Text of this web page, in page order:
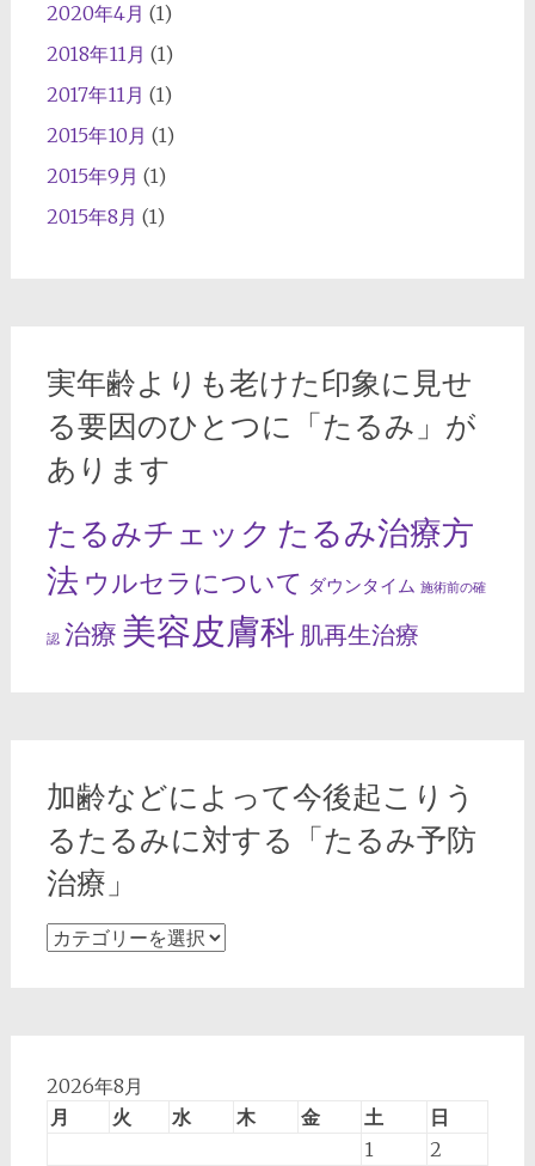
2020年4月 (1)
2018年11月 (1)
2017年11月 (1)
2015年10月 (1)
2015年9月 (1)
2015年8月 (1)
実年齢よりも老けた印象に見せ
る要因のひとつに「たるみ」が
あります
たるみチェック たるみ治療方
法 ウルセラについて ダウンタイム 施術前の確
認 治療 美容皮膚科 肌再生治療
加齢などによって今後起こりう
るたるみに対する「たるみ予防
治療」
加
よ
っ
2026年8月
月
火 水 木 金 土
日
1
2